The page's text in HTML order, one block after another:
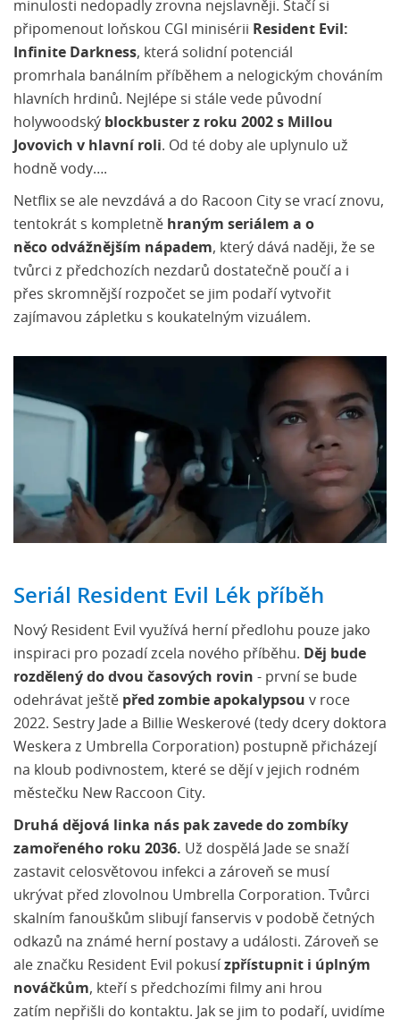
minulosti nedopadly zrovna nejslavněji. Stačí si
připomenout loňskou CGI minisérii Resident Evil:
Infinite Darkness, která solidní potenciál
promrhala banálním příběhem a nelogickým chováním
hlavních hrdinů. Nejlépe si stále vede původní
holywoodský blockbuster z roku 2002 s Millou
Jovovich v hlavní roli. Od té doby ale uplynulo už
hodně vody….
Netflix se ale nevzdává a do Racoon City se vrací znovu,
tentokrát s kompletně hraným seriálem a o
něco odvážnějším nápadem, který dává naději, že se
tvůrci z předchozích nezdarů dostatečně poučí a i
přes skromnější rozpočet se jim podaří vytvořit
zajímavou zápletku s koukatelným vizuálem.
Seriál Resident Evil Lék příběh
Nový Resident Evil využívá herní předlohu pouze jako
inspiraci pro pozadí zcela nového příběhu. Děj bude
rozdělený do dvou časových rovin - první se bude
odehrávat ještě před zombie apokalypsou v roce
2022. Sestry Jade a Billie Weskerové (tedy dcery doktora
Weskera z Umbrella Corporation) postupně přicházejí
na kloub podivnostem, které se dějí v jejich rodném
městečku New Raccoon City.
Druhá dějová linka nás pak zavede do zombíky
zamořeného roku 2036. Už dospělá Jade se snaží
zastavit celosvětovou infekci a zároveň se musí
ukrývat před zlovolnou Umbrella Corporation. Tvůrci
skalním fanouškům slibují fanservis v podobě četných
odkazů na známé herní postavy a události. Zároveň se
ale značku Resident Evil pokusí zpřístupnit i úplným
nováčkům, kteří s předchozími filmy ani hrou
zatím nepřišli do kontaktu. Jak se jim to podaří, uvidíme